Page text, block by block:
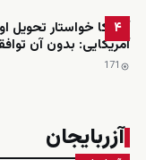
۴
آمریکا خواستار
آمریکایی: بدون آن
171
آزربایجان